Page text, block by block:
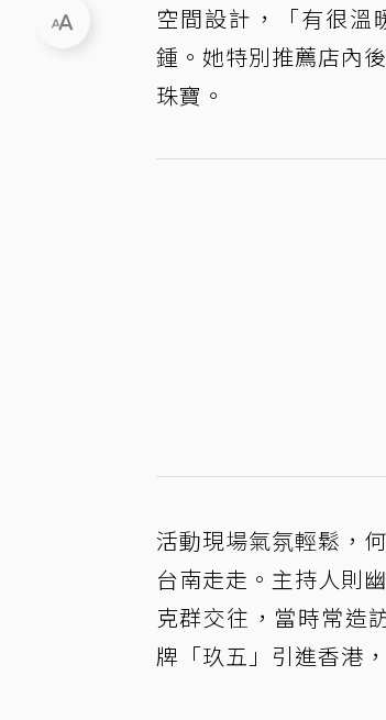
空間設計，「有很溫
鍾。她特別推薦店內
珠寶。
活動現場氣氛輕鬆，
台南走走。主持人則
克群交往，當時常造
牌「玖五」引進香港